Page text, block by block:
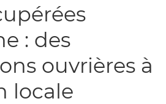
: des
ouvrières à
locale